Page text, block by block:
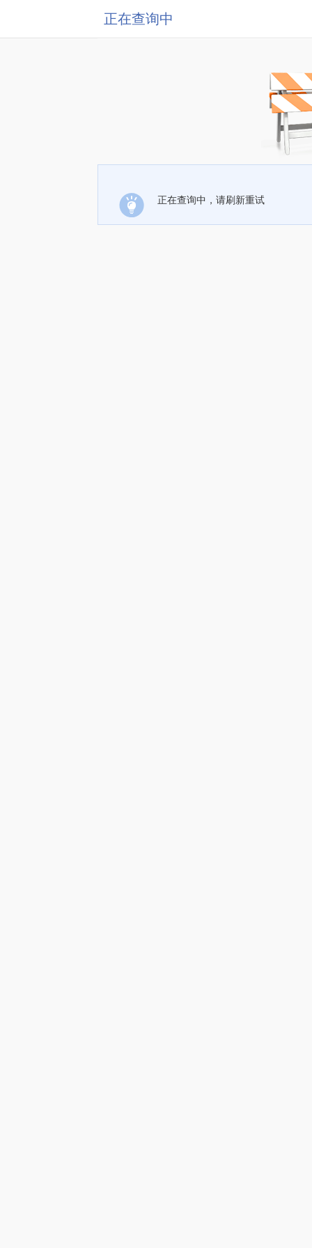
正在查询中
正在查询中，请刷新重试